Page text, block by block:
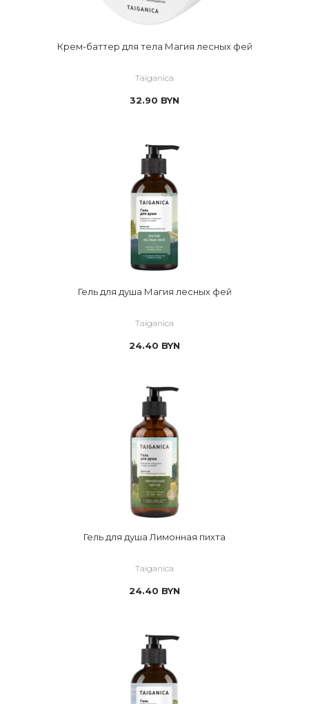
Крем-баттер для тела Магия лесных фей
Taiganica
32.90 BYN
Гель для душа Магия лесных фей
Taiganica
24.40 BYN
Гель для душа Лимонная пихта
Taiganica
24.40 BYN